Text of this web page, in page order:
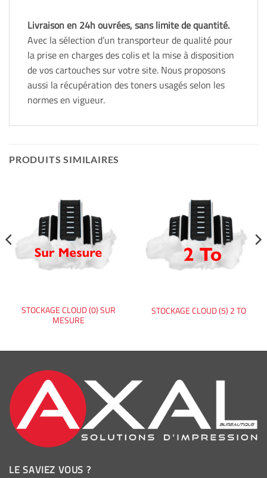
Livraison en 24h ouvrées, sans limite de quantité.
Avec la sélection d’un transporteur de qualité pour
la prise en charges des colis et la mise à disposition
de vos cartouches sur votre site. Nous proposons
aussi la récupération des toners usagés selon les
normes en vigueur.
PRODUITS SIMILAIRES
STOCKAGE CLOUD (0) SUR
MESURE
STOCKAGE CLOUD (5) 2 TO
LE SAVIEZ VOUS ?